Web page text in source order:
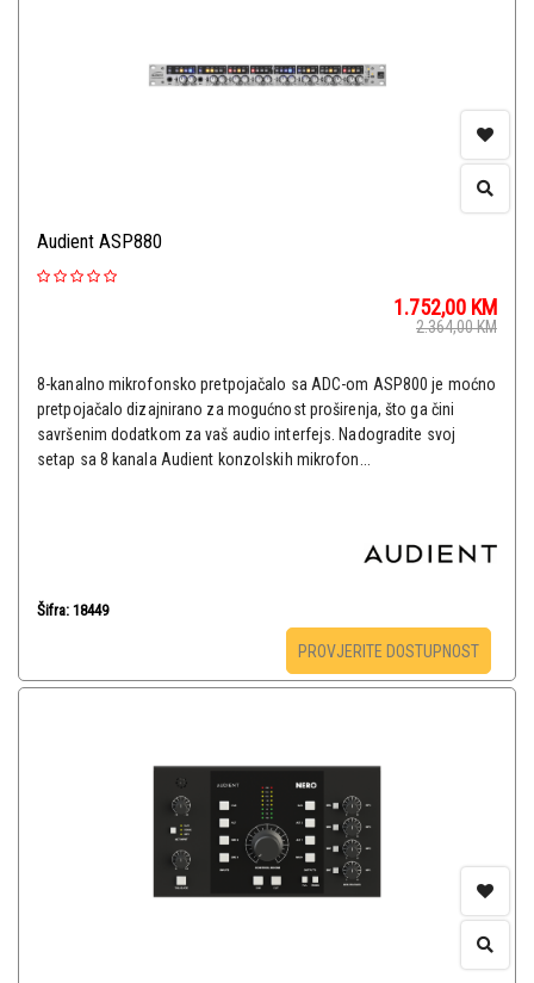
Audient ASP880
1.752,00 KM
2.364,00KM
8-kanalno mikrofonsko pretpojačalo sa ADC-om ASP800 je moćno
pretpojačalo dizajnirano za mogućnost proširenja, što ga čini
savršenim dodatkom za vaš audio interfejs. Nadogradite svoj
setap sa 8 kanala Audient konzolskih mikrofon...
Šifra: 18449
PROVJERITE DOSTUPNOST